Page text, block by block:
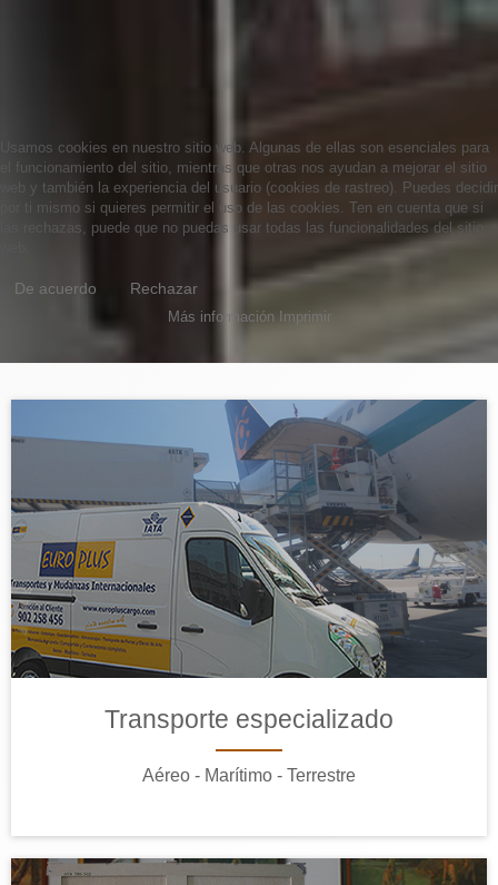
Transporte especializado
Aéreo - Marítimo - Terrestre
Usamos cookies en nuestro sitio web. Algunas de ellas son esenciales para
el funcionamiento del sitio, mientras que otras nos ayudan a mejorar el sitio
web y también la experiencia del usuario (cookies de rastreo). Puedes decidir
por ti mismo si quieres permitir el uso de las cookies. Ten en cuenta que si
las rechazas, puede que no puedas usar todas las funcionalidades del sitio
De acuerdo Rechazar
Más información Imprimir